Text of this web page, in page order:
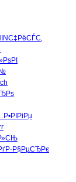
С‡РёСЃС‚
Р•РІРіРµ
Р§РµСЂРє